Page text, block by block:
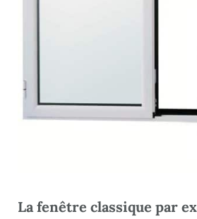
La fenêtre classique par